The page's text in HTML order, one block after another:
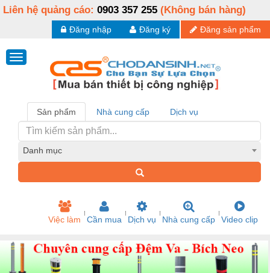
Liên hệ quảng cáo: 0903 357 255 (Không bán hàng)
Đăng sản phẩm
Đăng ký
Đăng nhập
Sản phẩm Nhà cung cấp Dịch vụ
Danh mục
Việc làm Cần mua Dịch vụ Nhà cung cấp Video clip